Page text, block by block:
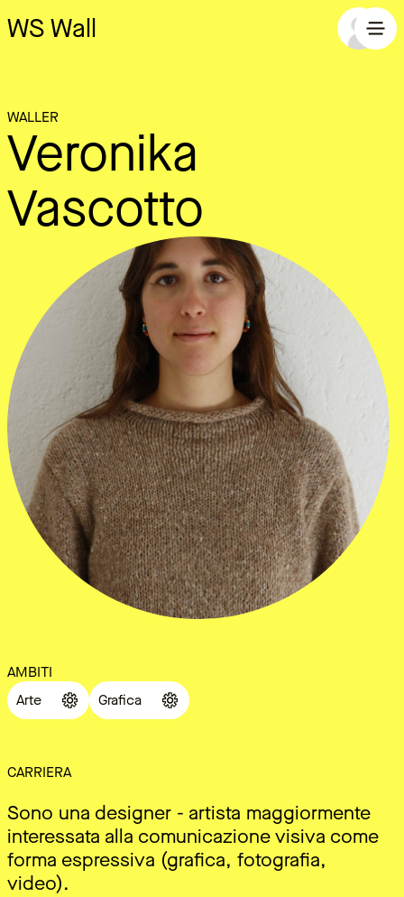
WS Wall
WALLER
Veronika
Vascotto
AMBITI
Arte
Grafica
CARRIERA
Sono una designer - artista maggiormente
interessata alla comunicazione visiva come
forma espressiva (grafica, fotografia,
video).